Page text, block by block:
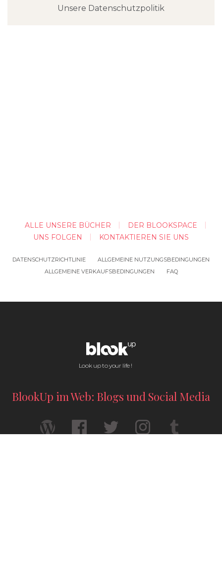
Unsere Datenschutzpolitik
ALLE UNSERE BÜCHER
DER BLOOKSPACE
UNS FOLGEN
KONTAKTIEREN SIE UNS
DATENSCHUTZRICHTLINIE
ALLGEMEINE NUTZUNGSBEDINGUNGEN
ALLGEMEINE VERKAUFSBEDINGUNGEN
FAQ
Look up to your life !
BlookUp im Web: Blogs und Social Media